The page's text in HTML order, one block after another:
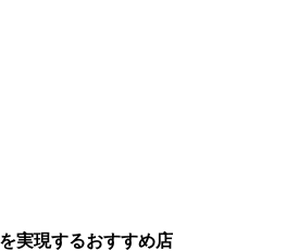
実現するおすすめ店